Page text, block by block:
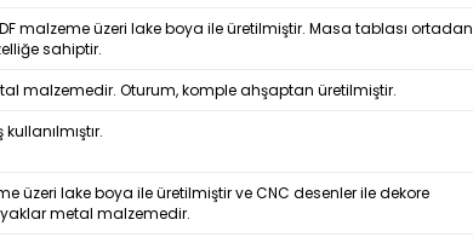
malzeme üzeri lake boya ile üretilmiştir. Masa tablası ortadan
sahiptir.
malzemedir. Oturum, komple ahşaptan üretilmiştir.
üzeri lake boya ile üretilmiştir ve CNC desenler ile dekore
metal malzemedir.